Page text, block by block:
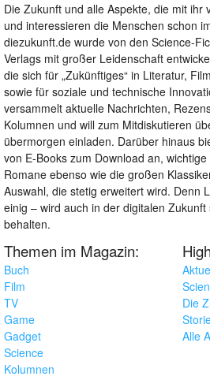
Die Zukunft und alle Aspekte, die mit ihr
und interessieren die Menschen schon
diezukunft.de wurde von den Science-
Verlags mit großer Leidenschaft
die sich für „Zukünftiges“ in Literatur,
sowie für soziale und technische
versammelt aktuelle Nachrichten,
Kolumnen und will zum Mitdiskutieren
übermorgen einladen. Darüber hinaus
von E-Books zum Download an,
Romane ebenso wie die großen
Auswahl, die stetig erweitert wird. Denn
einig – wird auch in der digitalen
behalten.
Themen im Magazin:
Buch
Film
TV
Game
Gadget
Science
Kolumnen
Die
Alle